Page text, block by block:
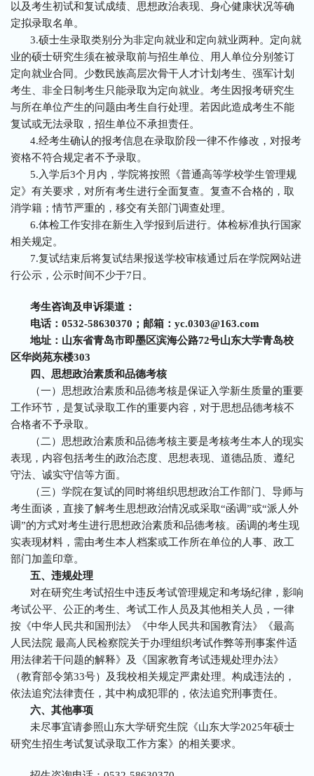
以及考生初试和复试成绩、思想政治表现、身心健康状况等确
定拟录取名单。
3.硕士生录取类别分为非定向就业和定向就业两种。定向就
业的硕士研究生须在被录取前与招生单位、用人单位分别签订
定向就业合同。少数民族高层次骨干人才计划考生、强军计划
考生、非全日制考生只能录取为定向就业。考生因报考研究生
与所在单位产生的问题由考生自行处理。若因此造成考生不能
复试或无法录取，招生单位不承担责任。
4.经考生确认的报考信息在录取阶段一律不作修改，对报考
资格不符合规定者不予录取。
5.入学后3个月内，学院将按照《普通高等学校学生管理规
定》有关要求，对所有考生进行全面复查。复查不合格的，取
消学籍；情节严重的，移交有关部门调查处理。
6.体检工作安排在新生入学报到后进行。体检标准执行国家
相关规定。
7.复试结束后将复试结果报送学校审核通过后在学院网站进
行公示，公示时间不少于7日。
考生咨询及申诉渠道：
电话：0532-58630370；邮箱：yc.0303@163.com
地址：山东省青岛市即墨区滨海公路72号山东大学青岛校
区华岗苑东楼303
四、思想政治素质和品德考核
（一）思想政治素质和品德考核是保证入学新生质量的重要
工作环节，是复试录取工作的重要内容，对于思想品德考核不
合格者不予录取。
（二）思想政治素质和品德考核主要是考核考生本人的现实
表现，内容包括考生的政治态度、思想表现、道德品质、遵纪
守法、诚实守信等方面。
（三）学院在复试的同时将组织思想政治工作部门、导师与
考生面谈，直接了解考生思想政治情况或采取“函调”或“派人外
调”的方式对考生进行思想政治素质和品德考核。函调的考生现
实表现材料，需由考生本人档案或工作所在单位的人事、政工
部门加盖印章。
五、违规处理
对在研究生考试招生中违反考试管理规定和考场纪律，影响
考试公平、公正的考生、考试工作人员及其他相关人员，一律
按《中华人民共和国刑法》《中华人民共和国教育法》《最高
人民法院 最高人民检察院关于办理组织考试作弊等刑事案件适
用法律若干问题的解释》及《国家教育考试违规处理办法》
（教育部令第33号）及我校相关规定严肃处理。构成违法的，
依法追究法律责任，其中构成犯罪的，依法追究刑事责任。
六、其他事项
未尽事宜请参照山东大学研究生院《山东大学2025年硕士
研究生招生考试复试录取工作方案》的相关要求。